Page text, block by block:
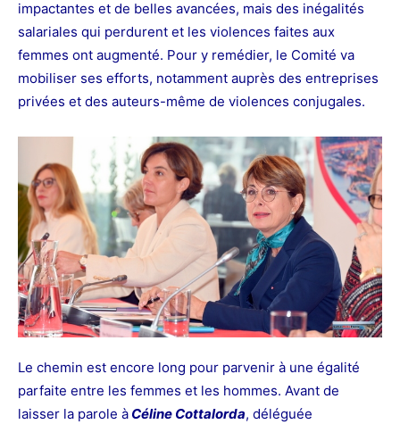
impactantes et de belles avancées, mais des inégalités
salariales qui perdurent et les violences faites aux
femmes ont augmenté. Pour y remédier, le Comité va
mobiliser ses efforts, notamment auprès des entreprises
privées et des auteurs-même de violences conjugales.
Le chemin est encore long pour parvenir à une égalité
parfaite entre les femmes et les hommes. Avant de
laisser la parole à Céline Cottalorda, déléguée